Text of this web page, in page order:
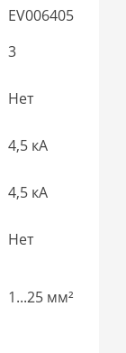
EV006405
3
Нет
4,5 кА
4,5 кА
Нет
1...25 мм²